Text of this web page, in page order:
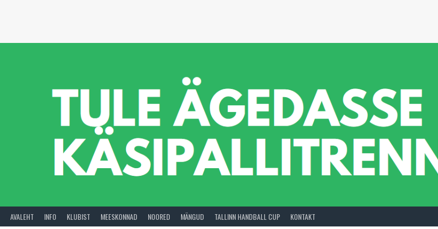
AVALEHT INFO KLUBIST MEESKONNAD NOORED MÄNGUD TALLINN HANDBALL CUP KONTAKT